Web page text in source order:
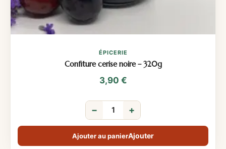
ÉPICERIE
Confiture cerise noire – 320g
3,90 €
− +
Ajouter au panier